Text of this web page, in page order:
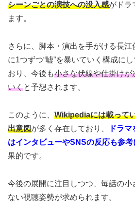
シーンごとの演技への没入感がドラ
ます。
さらに、脚本・演出を手がける長江
に1つずつ“嘘”を暴いていく構成に
おり、今後も小さな伏線や仕掛け
いくと予想されます。
このように、 Wikipediaには載って
出意図が多く存在しており、
ドラ
はインタビューやSNSの反応も参考
果的です。
今後の展開に注目しつつ、毎話の小
ない視聴姿勢が求められます。